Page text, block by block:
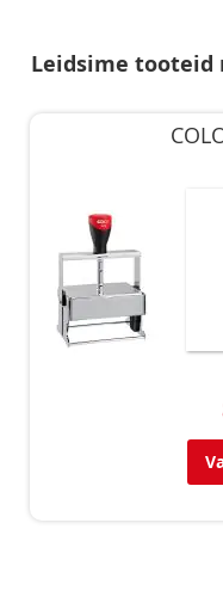
Leidsime tooteid